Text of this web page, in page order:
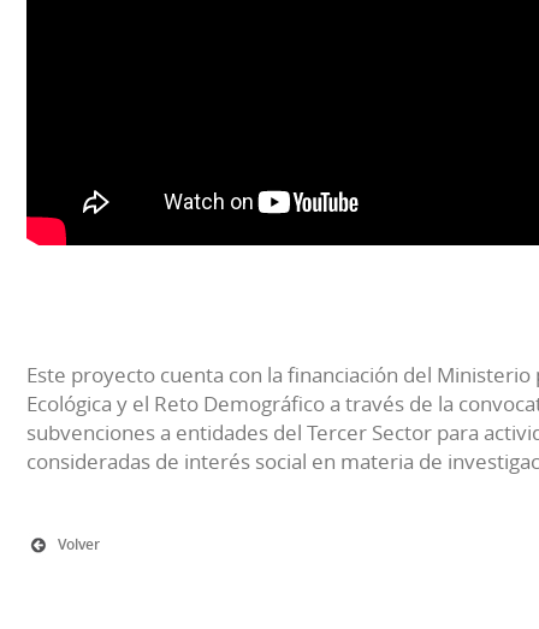
Este proyecto cuenta con la financiación del Ministerio
Ecológica y el Reto Demográfico a través de la
subvenciones a entidades del Tercer Sector para
consideradas de interés social en materia de
Volver